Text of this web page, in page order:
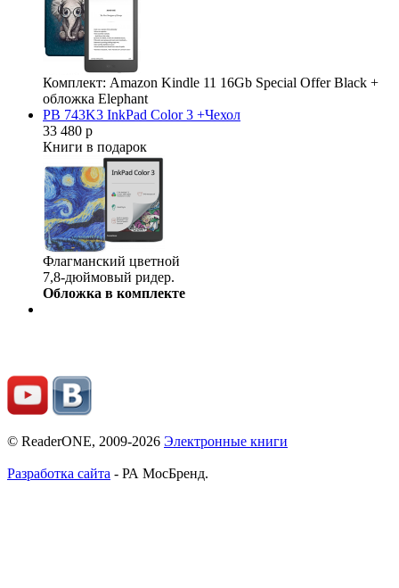
Комплект: Amazon Kindle 11 16Gb Special Offer Black +
обложка Elephant
PB 743K3 InkPad Color 3 +Чехол
33 480 р
Книги в подарок
Флагманский цветной
7,8-дюймовый ридер.
Обложка в комплекте
© ReaderONE, 2009-2026 Электронные книги
Разработка сайта - РА МосБренд.